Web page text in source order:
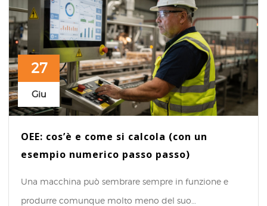
27
Giu
OEE: cos’è e come si calcola (con un
esempio numerico passo passo)
Una macchina può sembrare sempre in funzione e
produrre comunque molto meno del suo…